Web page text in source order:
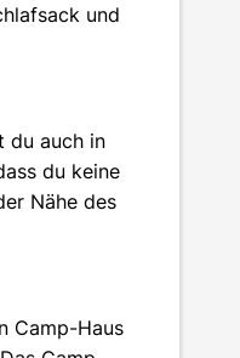
und
du auch in
du keine
Nähe des
Camp-Haus